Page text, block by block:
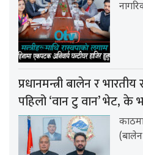
प्रधानमन्त्री बालेन र
पहिलो ‘वान टु वान’ भेट, के